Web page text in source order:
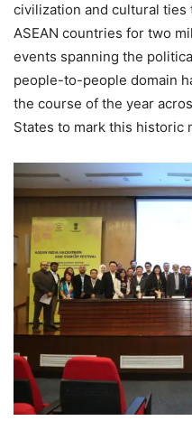
civilization and cultural ties
ASEAN countries for two
events spanning the
people-to-people domain
the course of the year
States to mark this historic